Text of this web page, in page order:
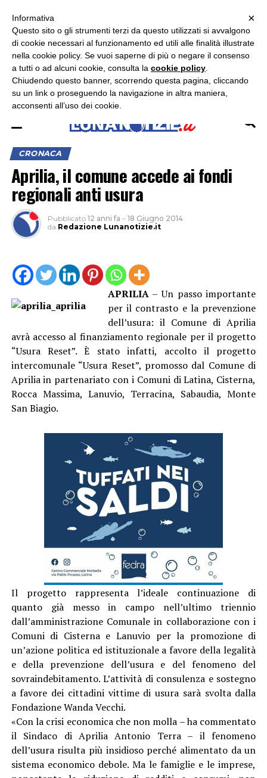
ASCOLTA RADIO LUNA
CRONACA
Aprilia, il comune accede ai fondi
regionali anti usura
Pubblicato 12 anni fa – 18 Giugno 2014
da Redazione Lunanotizie.it
APRILIA– Un passo importante
per il contrasto e la prevenzione
dell’usura: il Comune di Aprilia
avrà accesso al finanziamento regionale per il progetto
“Usura Reset”. È stato infatti, accolto il progetto
intercomunale “Usura Reset”, promosso dal Comune di
Aprilia in partenariato con i Comuni di Latina, Cisterna,
Rocca Massima, Lanuvio, Terracina, Sabaudia, Monte
San Biagio.
Il progetto rappresenta l’ideale continuazione di
quanto già messo in campo nell’ultimo triennio
dall’amministrazione Comunale in collaborazione con i
Comuni di Cisterna e Lanuvio per la promozione di
un’azione politica ed istituzionale a favore della legalità
e della prevenzione dell’usura e del fenomeno del
sovraindebitamento. L’attività di consulenza e sostegno
a favore dei cittadini vittime di usura sarà svolta dalla
Fondazione Wanda Vecchi.
«Con la crisi economica che non molla – ha commentato
il Sindaco di Aprilia Antonio Terra – il fenomeno
dell’usura risulta più insidioso perché alimentato da un
sistema economico debole. Ma le famiglie e le imprese,
×
×
Informativa
Questo sito o gli strumenti terzi da questo utilizzati si avvalgono
di cookie necessari al funzionamento ed utili alle finalità illustrate
nella cookie policy. Se vuoi saperne di più o negare il consenso
a tutti o ad alcuni cookie, consulta la cookie policy
Chiudendo questo banner, scorrendo questa pagina, cliccando
su un link o proseguendo la navigazione in altra maniera,
acconsenti all’uso dei cookie.